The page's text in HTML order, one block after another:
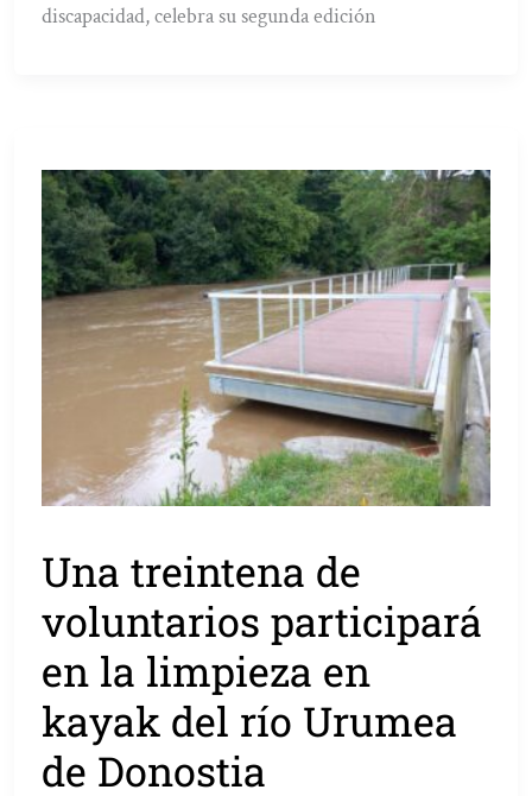
discapacidad, celebra su segunda edición
Una treintena de
voluntarios participará
en la limpieza en
kayak del río Urumea
de Donostia